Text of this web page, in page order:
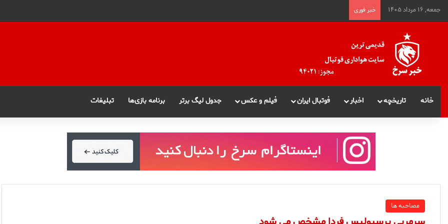
جمعه, ۱۶ مرداد ۱۴۰۵ خبر فوری
خانه تاریخچه اخبار فوتبال ایران فیلم و عکس جدول لیگ برتر برنامه بازی‌ها تبلیغات
مصاحبه ها